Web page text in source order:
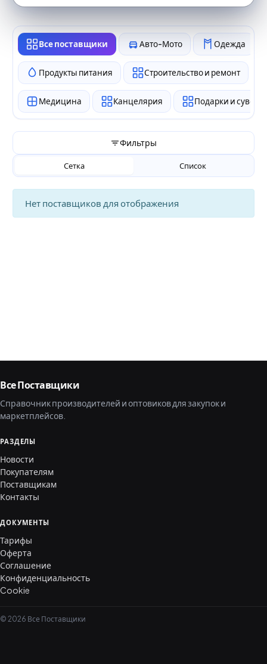
Все поставщики Авто-Мото Одежда
Продукты питания Строительство и ремонт
Медицина Канцелярия Подарки и
Фильтры
Сетка Список
Нет поставщиков для отображения
Все Поставщики
Справочник производителей и оптовиков для закупок и
маркетплейсов.
РАЗДЕЛЫ
Новости
Покупателям
Поставщикам
Контакты
ДОКУМЕНТЫ
Тарифы
Оферта
Соглашение
Конфиденциальность
Cookie
© 2026 Все Поставщики